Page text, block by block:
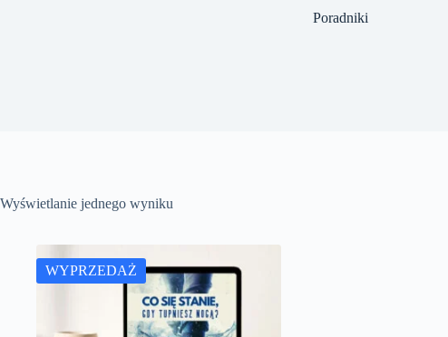
Poradniki
Wyświetlanie jednego wyniku
WYPRZEDAŻ